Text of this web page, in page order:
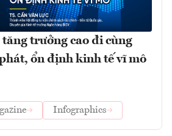
trưởng cao đi cùng
ổn định kinh tế vĩ mô
Infographics